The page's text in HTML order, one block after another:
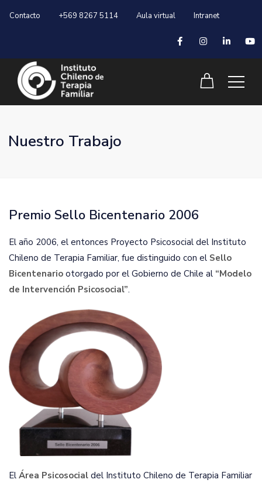
Contacto +569 8267 5114 Aula virtual Intranet
Nuestro Trabajo
Premio Sello Bicentenario 2006
El año 2006, el entonces Proyecto Psicosocial del Instituto
Chileno de Terapia Familiar, fue distinguido con el Sello
Bicentenario otorgado por el Gobierno de Chile al “Modelo
de Intervención Psicosocial”.
El Área Psicosocial del Instituto Chileno de Terapia Familiar